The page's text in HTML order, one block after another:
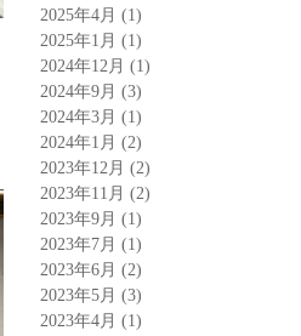
2025年4月 (1)
2025年1月 (1)
2024年12月 (1)
2024年9月 (3)
2024年3月 (1)
2024年1月 (2)
2023年12月 (2)
2023年11月 (2)
2023年9月 (1)
2023年7月 (1)
2023年6月 (2)
2023年5月 (3)
2023年4月 (1)